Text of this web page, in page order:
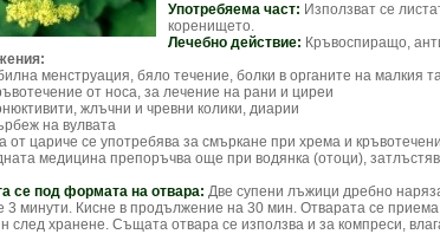
Употребяема част: Използват се
коренището.
Лечебно действие: Кръвоспиращо,
менструация, бяло течение, болки в органите на малкия
от носа, за лечение на рани и циреи
жлъчни и чревни колики, диарии
на вулвата
от цариче се употребява за смъркане при хрема и
медицина препоръчва още при водянка (отоци),
се под формата на отвара: Две супени лъжици дребно
3 минути. Кисне в продължение на 30 мин. Отварата се
след хранене. Същата отвара се използва и за компреси,